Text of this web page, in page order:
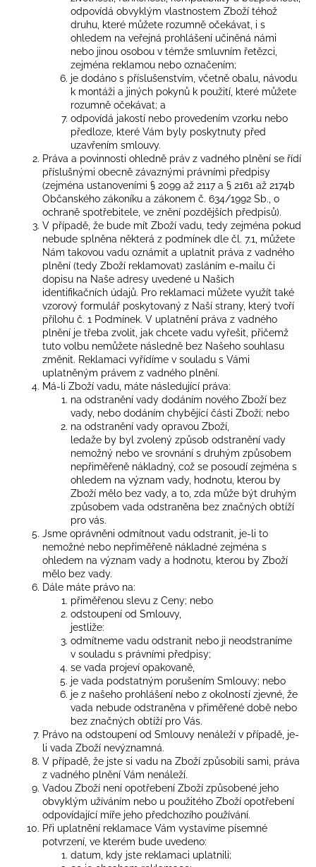
odpovídá obvyklým vlastnostem Zboží téhož
druhu, které můžete rozumně očekávat, i s
ohledem na veřejná prohlášení učiněná námi
nebo jinou osobou v témže smluvním řetězci,
zejména reklamou nebo označením;
je dodáno s příslušenstvím, včetně obalu, návodu
k montáži a jiných pokynů k použití, které můžete
rozumně očekávat; a
odpovídá jakostí nebo provedením vzorku nebo
předloze, které Vám byly poskytnuty před
uzavřením smlouvy.
Práva a povinnosti ohledně práv z vadného plnění se řídí
příslušnými obecně závaznými právními předpisy
(zejména ustanoveními § 2099 až 2117 a § 2161 až 2174b
Občanského zákoníku a zákonem č. 634/1992 Sb., o
ochraně spotřebitele, ve znění pozdějších předpisů).
V případě, že bude mít Zboží vadu, tedy zejména pokud
nebude splněna některá z podmínek dle čl. 7.1, můžete
Nám takovou vadu oznámit a uplatnit práva z vadného
plnění (tedy Zboží reklamovat) zasláním e-mailu či
dopisu na Naše adresy uvedené u Našich
identifikačních údajů. Pro reklamaci můžete využít také
vzorový formulář poskytovaný z Naší strany, který tvoří
přílohu č. 1 Podmínek. V uplatnění práva z vadného
plnění je třeba zvolit, jak chcete vadu vyřešit, přičemž
tuto volbu nemůžete následně bez Našeho souhlasu
změnit. Reklamaci vyřídíme v souladu s Vámi
uplatněným právem z vadného plnění.
Má-li Zboží vadu, máte následující práva:
na odstranění vady dodáním nového Zboží bez
vady, nebo dodáním chybějící části Zboží; nebo
na odstranění vady opravou Zboží,
ledaže by byl zvolený způsob odstranění vady
nemožný nebo ve srovnání s druhým způsobem
nepřiměřeně nákladný, což se posoudí zejména s
ohledem na význam vady, hodnotu, kterou by
Zboží mělo bez vady, a to, zda může být druhým
způsobem vada odstraněna bez značných obtíží
pro vás.
Jsme oprávněni odmítnout vadu odstranit, je-li to
nemožné nebo nepřiměřeně nákladné zejména s
ohledem na význam vady a hodnotu, kterou by Zboží
mělo bez vady.
Dále máte právo na:
přiměřenou slevu z Ceny; nebo
odstoupení od Smlouvy,
jestliže:
odmítneme vadu odstranit nebo ji neodstraníme
v souladu s právními předpisy;
se vada projeví opakovaně,
je vada podstatným porušením Smlouvy; nebo
je z našeho prohlášení nebo z okolností zjevné, že
vada nebude odstraněna v přiměřené době nebo
bez značných obtíží pro Vás.
Právo na odstoupení od Smlouvy nenáleží v případě, je-
li vada Zboží nevýznamná.
V případě, že jste si vadu na Zboží způsobili sami, práva
z vadného plnění Vám nenáleží.
Vadou Zboží není opotřebení Zboží způsobené jeho
obvyklým užíváním nebo u použitého Zboží opotřebení
odpovídající míře jeho předchozího používání.
Při uplatnění reklamace Vám vystavíme písemné
potvrzení, ve kterém bude uvedeno:
datum, kdy jste reklamaci uplatnili;